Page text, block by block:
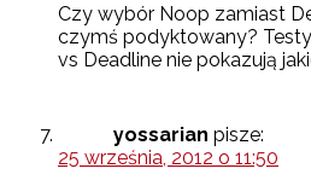
Czy wybór Noop zamiast
czymś podyktowany?
vs Deadline nie pokazują
yossarian pisze:
25 września, 2012 o 11:50